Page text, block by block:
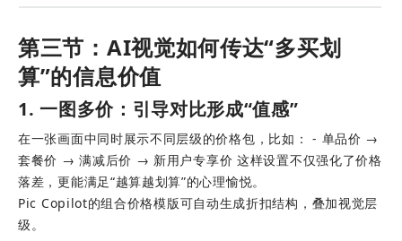
第三节：AI视觉如何传达“多买划
算”的信息价值
1. 一图多价：引导对比形成“值感”
在一张画面中同时展示不同层级的价格包，比如： - 单品价 →
套餐价 → 满减后价 → 新用户专享价 这样设置不仅强化了价格
落差，更能满足“越算越划算”的心理愉悦。
Pic Copilot的组合价格模版可自动生成折扣结构，叠加视觉层
级。